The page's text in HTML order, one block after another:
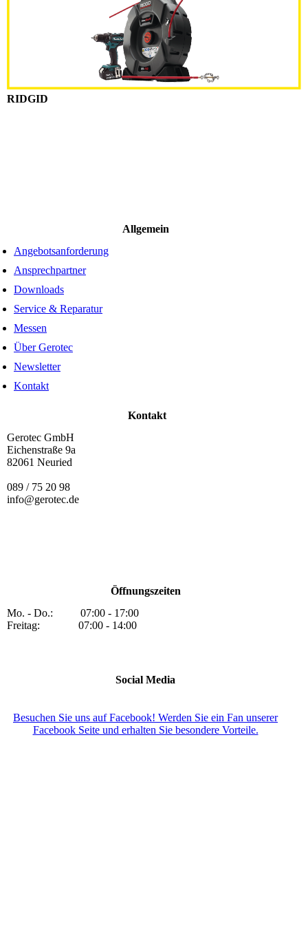
RIDGID
Allgemein
Angebotsanforderung
Ansprechpartner
Downloads
Service & Reparatur
Messen
Über Gerotec
Newsletter
Kontakt
Kontakt
Gerotec GmbH
Eichenstraße 9a
82061 Neuried
089 / 75 20 98
info@gerotec.de
Öffnungszeiten
Mo. - Do.: 07:00 - 17:00
Freitag: 07:00 - 14:00
Social Media
Besuchen Sie uns auf Facebook! Werden Sie ein Fan unserer
Facebook Seite und erhalten Sie besondere Vorteile.